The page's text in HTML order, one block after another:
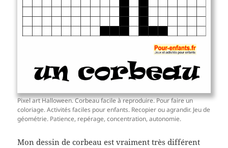
Pixel art Halloween. Corbeau facile à reproduire. Pour faire un
coloriage. Activités faciles pour enfants. Recopier ou agrandir. Jeu de
géométrie. Patience, repérage, concentration, autonomie.
Mon dessin de corbeau est vraiment très différent